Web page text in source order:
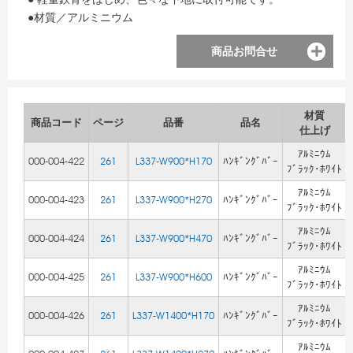
●材質／アルミニウム
商品お問合せ
商品コード ページ 品番 品名
材質
仕上げ
000-004-422 261 L337-W900*H170 ﾊﾝｷﾞﾝｸﾞﾊﾞｰ
ｱﾙﾐﾆｳﾑ
ﾌﾞﾗｯｸ･ﾎﾜｲﾄ
000-004-423 261 L337-W900*H270 ﾊﾝｷﾞﾝｸﾞﾊﾞｰ
ｱﾙﾐﾆｳﾑ
ﾌﾞﾗｯｸ･ﾎﾜｲﾄ
000-004-424 261 L337-W900*H470 ﾊﾝｷﾞﾝｸﾞﾊﾞｰ
ｱﾙﾐﾆｳﾑ
ﾌﾞﾗｯｸ･ﾎﾜｲﾄ
000-004-425 261 L337-W900*H600 ﾊﾝｷﾞﾝｸﾞﾊﾞｰ
ｱﾙﾐﾆｳﾑ
ﾌﾞﾗｯｸ･ﾎﾜｲﾄ
000-004-426 261 L337-W1400*H170 ﾊﾝｷﾞﾝｸﾞﾊﾞｰ
ｱﾙﾐﾆｳﾑ
ﾌﾞﾗｯｸ･ﾎﾜｲﾄ
ｱﾙﾐﾆｳﾑ